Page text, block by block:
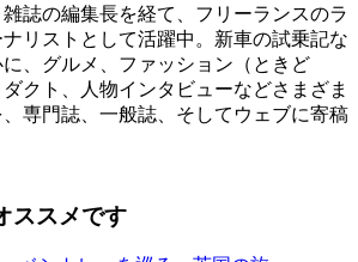
誌の編集長を経て、フリーランスのラ
リストとして活躍中。新車の試乗記な
、グルメ、ファッション（ときど
クト、人物インタビューなどさまざま
専門誌、一般誌、そしてウェブに寄稿
ススメです